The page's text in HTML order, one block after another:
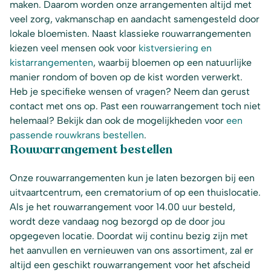
maken. Daarom worden onze arrangementen altijd met
veel zorg, vakmanschap en aandacht samengesteld door
lokale bloemisten. Naast klassieke rouwarrangementen
kiezen veel mensen ook voor kistversiering en
kistarrangementen, waarbij bloemen op een natuurlijke
manier rondom of boven op de kist worden verwerkt.
Heb je specifieke wensen of vragen? Neem dan gerust
contact met ons op. Past een rouwarrangement toch niet
helemaal? Bekijk dan ook de mogelijkheden voor een
passende rouwkrans bestellen.
Rouwarrangement bestellen
Onze rouwarrangementen kun je laten bezorgen bij een
uitvaartcentrum, een crematorium of op een thuislocatie.
Als je het rouwarrangement voor 14.00 uur besteld,
wordt deze vandaag nog bezorgd op de door jou
opgegeven locatie. Doordat wij continu bezig zijn met
het aanvullen en vernieuwen van ons assortiment, zal er
altijd een geschikt rouwarrangement voor het afscheid